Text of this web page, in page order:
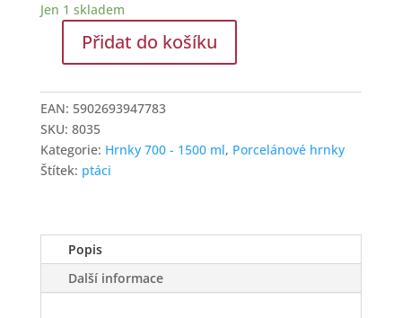
Jen 1 skladem
hrnek
Ledňáček
množství
Přidat do košíku
EAN: 5902693947783
SKU: 8035
Kategorie: Hrnky 700 - 1500 ml, Porcelánové hrnky
Štítek: ptáci
Popis
Další informace